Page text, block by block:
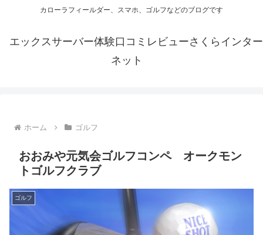
カローラフィールダー、スマホ、ゴルフなどのブログです
エックスサーバー体験口コミレビューさくらインター
ネット
ホーム ゴルフ
おおみや元気会ゴルフコンペ オークモン
トゴルフクラブ
ゴルフ